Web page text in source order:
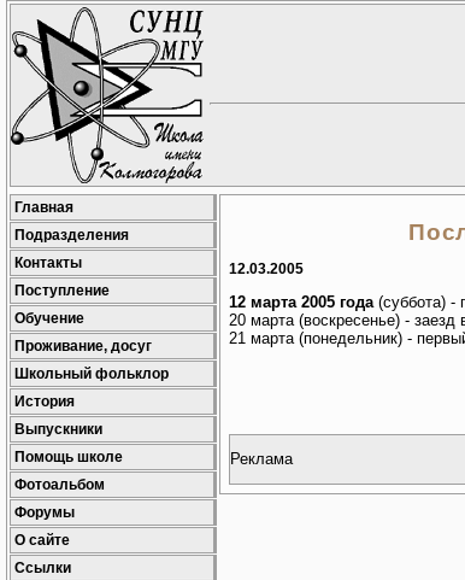
Главная
Подразделения
Контакты
Поступление
Обучение
Проживание, досуг
Школьный фольклор
История
Выпускники
Помощь школе
Фотоальбом
Форумы
О сайте
Ссылки
12.03.2005
12 марта 2005 года(суббота) -
20 марта (воскресенье) - заезд
21 марта (понедельник) -
Реклама